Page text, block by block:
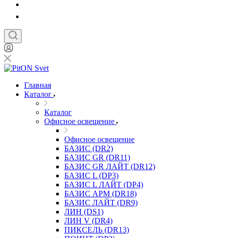
Главная
Каталог
Каталог
Офисное освещение
Офисное освещение
БАЗИС (DR2)
БАЗИС GR (DR11)
БАЗИС GR ЛАЙТ (DR12)
БАЗИС L (DP3)
БАЗИС L ЛАЙТ (DP4)
БАЗИС АРМ (DR18)
БАЗИС ЛАЙТ (DR9)
ЛИН (DS1)
ЛИН V (DR4)
ПИКСЕЛЬ (DR13)